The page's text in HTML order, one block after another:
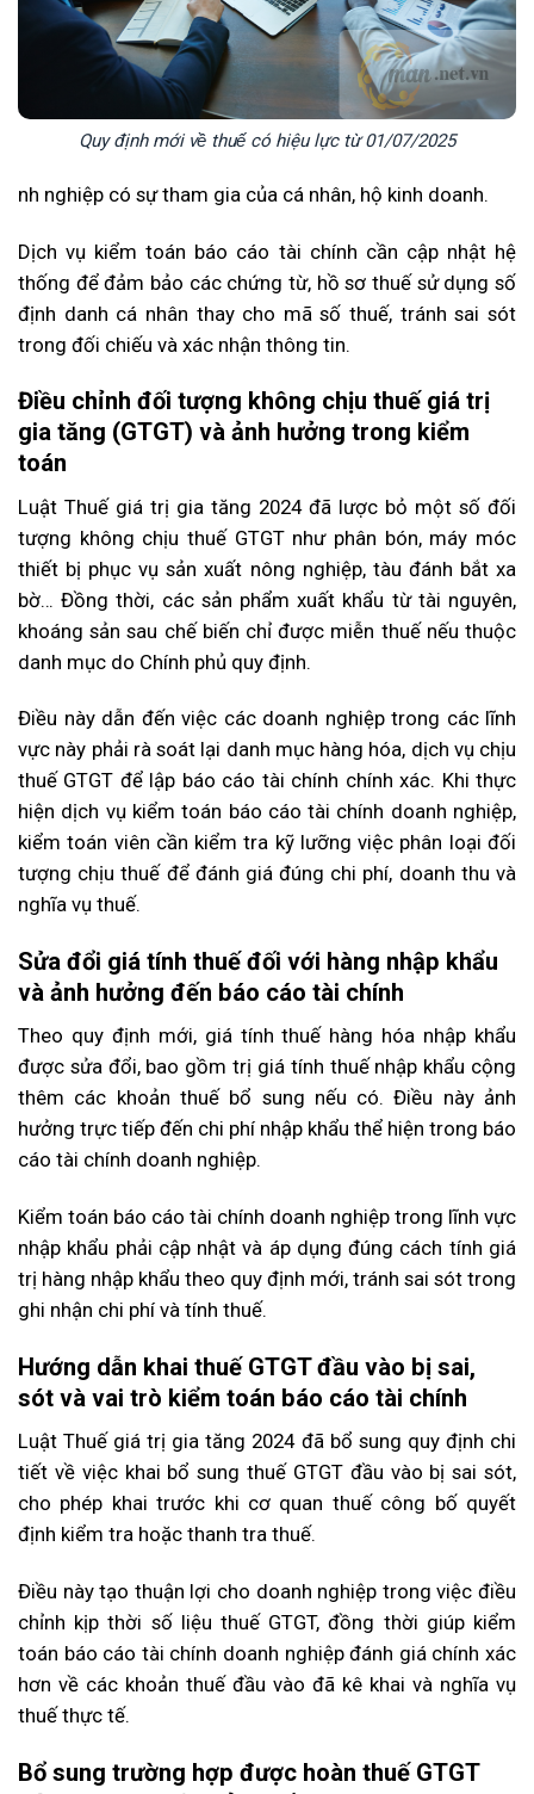
Quy định mới về thuế có hiệu lực từ 01/07/2025
nh nghiệp có sự tham gia của cá nhân, hộ kinh doanh.
Dịch vụ kiểm toán báo cáo tài chính cần cập nhật hệ
thống để đảm bảo các chứng từ, hồ sơ thuế sử dụng số
định danh cá nhân thay cho mã số thuế, tránh sai sót
trong đối chiếu và xác nhận thông tin.
Điều chỉnh đối tượng không chịu thuế giá trị
gia tăng (GTGT) và ảnh hưởng trong kiểm
toán
Luật Thuế giá trị gia tăng 2024 đã lược bỏ một số đối
tượng không chịu thuế GTGT như phân bón, máy móc
thiết bị phục vụ sản xuất nông nghiệp, tàu đánh bắt xa
bờ… Đồng thời, các sản phẩm xuất khẩu từ tài nguyên,
khoáng sản sau chế biến chỉ được miễn thuế nếu thuộc
danh mục do Chính phủ quy định.
Điều này dẫn đến việc các doanh nghiệp trong các lĩnh
vực này phải rà soát lại danh mục hàng hóa, dịch vụ chịu
thuế GTGT để lập báo cáo tài chính chính xác. Khi thực
hiện dịch vụ kiểm toán báo cáo tài chính doanh nghiệp,
kiểm toán viên cần kiểm tra kỹ lưỡng việc phân loại đối
tượng chịu thuế để đánh giá đúng chi phí, doanh thu và
nghĩa vụ thuế.
Sửa đổi giá tính thuế đối với hàng nhập khẩu
và ảnh hưởng đến báo cáo tài chính
Theo quy định mới, giá tính thuế hàng hóa nhập khẩu
được sửa đổi, bao gồm trị giá tính thuế nhập khẩu cộng
thêm các khoản thuế bổ sung nếu có. Điều này ảnh
hưởng trực tiếp đến chi phí nhập khẩu thể hiện trong báo
cáo tài chính doanh nghiệp.
Kiểm toán báo cáo tài chính doanh nghiệp trong lĩnh vực
nhập khẩu phải cập nhật và áp dụng đúng cách tính giá
trị hàng nhập khẩu theo quy định mới, tránh sai sót trong
ghi nhận chi phí và tính thuế.
Hướng dẫn khai thuế GTGT đầu vào bị sai,
sót và vai trò kiểm toán báo cáo tài chính
Luật Thuế giá trị gia tăng 2024 đã bổ sung quy định chi
tiết về việc khai bổ sung thuế GTGT đầu vào bị sai sót,
cho phép khai trước khi cơ quan thuế công bố quyết
định kiểm tra hoặc thanh tra thuế.
Điều này tạo thuận lợi cho doanh nghiệp trong việc điều
chỉnh kịp thời số liệu thuế GTGT, đồng thời giúp kiểm
toán báo cáo tài chính doanh nghiệp đánh giá chính xác
hơn về các khoản thuế đầu vào đã kê khai và nghĩa vụ
thuế thực tế.
Bổ sung trường hợp được hoàn thuế GTGT